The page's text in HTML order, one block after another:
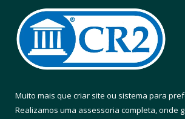
Muito mais que criar site ou sistema para
Realizamos uma assessoria completa, onde